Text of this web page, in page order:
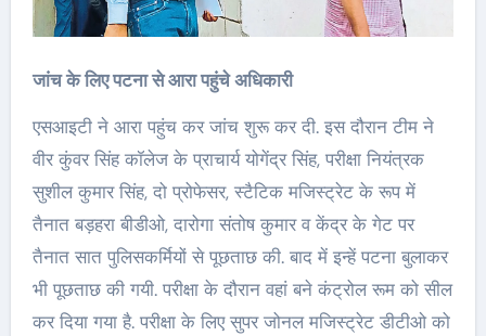
जांच के लिए पटना से आरा पहुंचे अधिकारी
एसआइटी ने आरा पहुंच कर जांच शुरू कर दी. इस दौरान टीम ने
वीर कुंवर सिंह कॉलेज के प्राचार्य योगेंद्र सिंह, परीक्षा नियंत्रक
सुशील कुमार सिंह, दो प्रोफेसर, स्टैटिक मजिस्ट्रेट के रूप में
तैनात बड़हरा बीडीओ, दारोगा संतोष कुमार व केंद्र के गेट पर
तैनात सात पुलिसकर्मियों से पूछताछ की. बाद में इन्हें पटना बुलाकर
भी पूछताछ की गयी. परीक्षा के दौरान वहां बने कंट्रोल रूम को सील
कर दिया गया है. परीक्षा के लिए सुपर जोनल मजिस्ट्रेट डीटीओ को